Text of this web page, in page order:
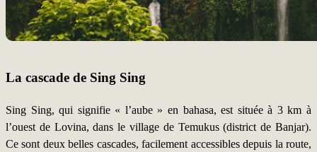
La cascade de Sing Sing
Sing Sing, qui signifie « l’aube » en bahasa, est située à 3 km à
l’ouest de Lovina, dans le village de Temukus (district de Banjar).
Ce sont deux belles cascades, facilement accessibles depuis la route,